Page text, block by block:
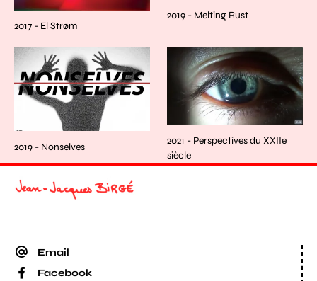
2017 - El Strøm
2019 - Melting Rust
2019 - Nonselves
2021 - Perspectives du XXIIe
siècle
Email
Facebook